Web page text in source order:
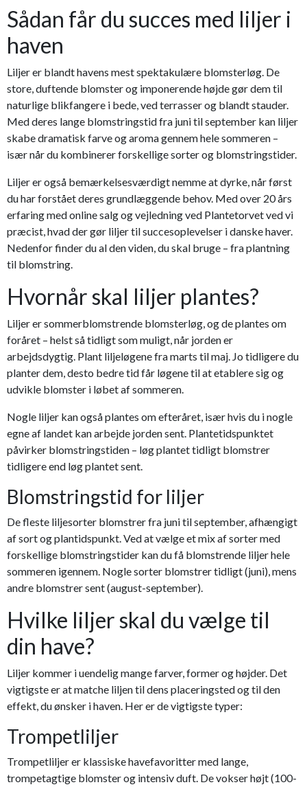
Sådan får du succes med liljer i
haven
Liljer er blandt havens mest spektakulære blomsterløg. De
store, duftende blomster og imponerende højde gør dem til
naturlige blikfangere i bede, ved terrasser og blandt stauder.
Med deres lange blomstringstid fra juni til september kan liljer
skabe dramatisk farve og aroma gennem hele sommeren –
især når du kombinerer forskellige sorter og blomstringstider.
Liljer er også bemærkelsesværdigt nemme at dyrke, når først
du har forstået deres grundlæggende behov. Med over 20 års
erfaring med online salg og vejledning ved Plantetorvet ved vi
præcist, hvad der gør liljer til succesoplevelser i danske haver.
Nedenfor finder du al den viden, du skal bruge – fra plantning
til blomstring.
Hvornår skal liljer plantes?
Liljer er sommerblomstrende blomsterløg, og de plantes om
foråret – helst så tidligt som muligt, når jorden er
arbejdsdygtig. Plant liljeløgene fra marts til maj. Jo tidligere du
planter dem, desto bedre tid får løgene til at etablere sig og
udvikle blomster i løbet af sommeren.
Nogle liljer kan også plantes om efteråret, især hvis du i nogle
egne af landet kan arbejde jorden sent. Plantetidspunktet
påvirker blomstringstiden – løg plantet tidligt blomstrer
tidligere end løg plantet sent.
Blomstringstid for liljer
De fleste liljesorter blomstrer fra juni til september, afhængigt
af sort og plantidspunkt. Ved at vælge et mix af sorter med
forskellige blomstringstider kan du få blomstrende liljer hele
sommeren igennem. Nogle sorter blomstrer tidligt (juni), mens
andre blomstrer sent (august-september).
Hvilke liljer skal du vælge til
din have?
Liljer kommer i uendelig mange farver, former og højder. Det
vigtigste er at matche liljen til dens placeringsted og til den
effekt, du ønsker i haven. Her er de vigtigste typer:
Trompetliljer
Trompetliljer er klassiske havefavoritter med lange,
trompetagtige blomster og intensiv duft. De vokser højt (100-